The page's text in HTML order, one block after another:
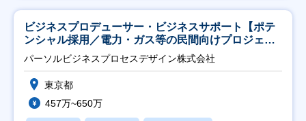
ビジネスプロデューサー・ビジネスサポート【ポテ
ンシャル採用／電力・ガス等の民間向けプロジェク
ト推進】
パーソルビジネスプロセスデザイン株式会社
東京都
457万~650万